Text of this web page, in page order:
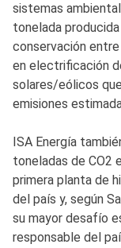
sistemas
tonelada
conservación entre
en electrificación
solares/eólicos
emisiones
ISA Energía
toneladas de CO2
primera planta de
del país y, según
su mayor desafío
responsable del